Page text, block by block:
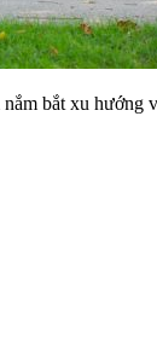
nắm bắt xu hướng